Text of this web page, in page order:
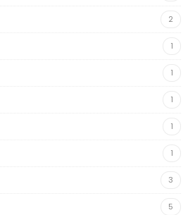
2
1
1
1
1
1
3
5